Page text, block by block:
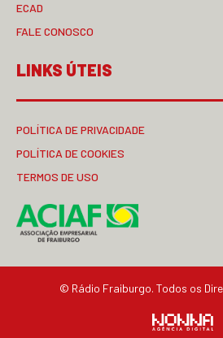
ECAD
FALE CONOSCO
LINKS ÚTEIS
POLÍTICA DE PRIVACIDADE
POLÍTICA DE COOKIES
TERMOS DE USO
© Rádio Fraiburgo. Todos os